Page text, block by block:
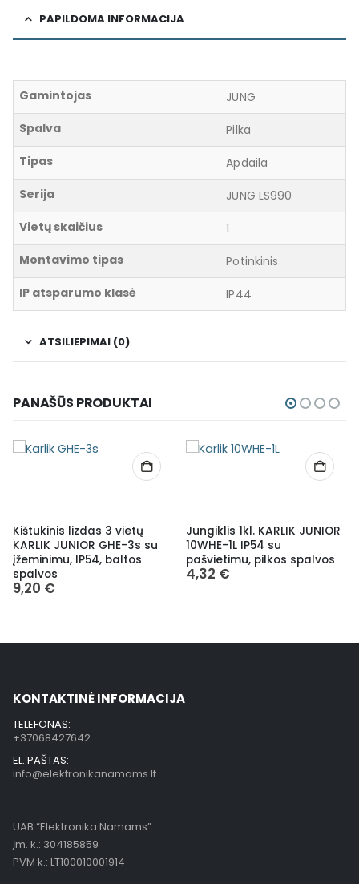
PAPILDOMA INFORMACIJA
Gamintojas
JUNG
Spalva
Pilka
Tipas
Apdaila
Serija
JUNG LS990
Vietų skaičius
1
Montavimo tipas
Potinkinis
IP atsparumo klasė
IP44
ATSILIEPIMAI (0)
PANAŠŪS PRODUKTAI
Kištukinis lizdas 3 vietų
KARLIK JUNIOR GHE-3s su
įžeminimu, IP54, baltos
spalvos
9,20 €
Jungiklis 1kl. KARLIK JUNIOR
10WHE-1L IP54 su
pašvietimu, pilkos spalvos
4,32 €
KONTAKTINĖ INFORMACIJA
TELEFONAS:
+37068427642
EL. PAŠTAS:
info@elektronikanamams.lt
UAB “Elektronika Namams”
Įm. k.: 304185859
PVM k.: LT100010001914